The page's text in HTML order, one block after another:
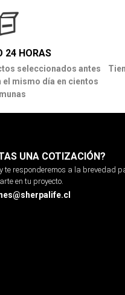
24 HORAS
seleccionados antes
mismo día en cientos
UNA COTIZACIÓN?
te responderemos a la brevedad
en tu proyecto.